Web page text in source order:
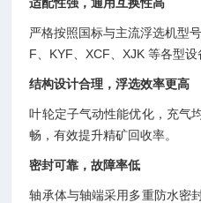
严格按照国标与主流浮选机型
F、KYF、XCF、XJK 等各型设
结构设计合理，浮选效率更高
叶轮定子气动性能优化，充气
畅，有效提升精矿回收率。
密封可靠，故障率低
轴承体与轴端采用多重防水密